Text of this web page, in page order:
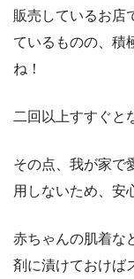
販売しているお店
ているものの、積
ね！
二回以上すすぐと
その点、我が家で
用しないため、安
赤ちゃんの肌着な
剤に漬けておけば